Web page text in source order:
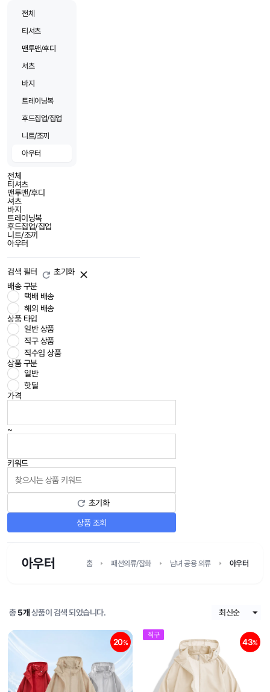
전체
티셔츠
맨투맨/후디
셔츠
바지
트레이닝복
후드집업/집업
니트/조끼
아우터
전체
티셔츠
맨투맨/후디
셔츠
바지
트레이닝복
후드집업/집업
니트/조끼
아우터
검색 필터
초기화
배송 구분
택배 배송
해외 배송
상품 타입
일반 상품
직구 상품
직수입 상품
상품 구분
일반
핫딜
가격
~
키워드
초기화
상품 조회
아우터 홈 패션의류/잡화 남녀 공용 의류 아우터
총5개 상품이 검색 되었습니다.
20%
직구
43%